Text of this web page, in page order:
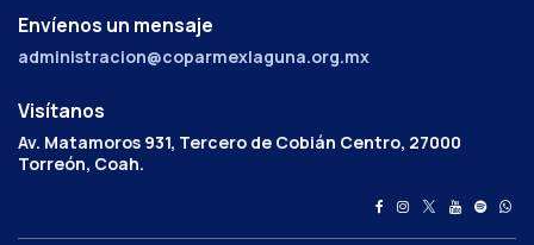
Envíenos un mensaje
administracion@coparmexlaguna.org.mx
Visítanos
Av. Matamoros 931, Tercero de Cobián Centro, 27000
Torreón, Coah.